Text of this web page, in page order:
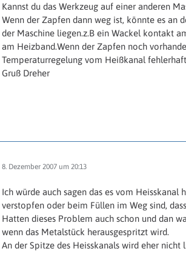
Kannst du das Werkzeug auf einer anderen
Wenn der Zapfen dann weg ist, könnte es an
der Maschine liegen.z.B ein Wackel kontakt
am Heizband.Wenn der Zapfen noch
Temperaturregelung vom Heißkanal
Gruß Dreher
8. Dezember 2007 um 20:13
Ich würde auch sagen das es vom
verstopfen oder beim Füllen im Weg sind,
Hatten dieses Problem auch schon und dan
wenn das Metalstück herausgespritzt wird.
An der Spitze des Heisskanals wird eher